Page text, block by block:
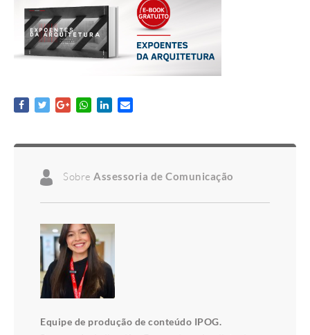
Sobre Assessoria de Comunicação
Equipe de produção de conteúdo IPOG.